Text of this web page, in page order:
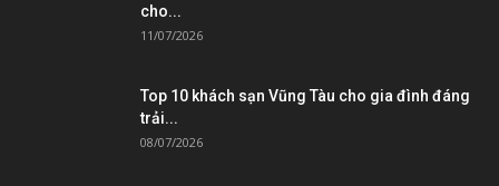
cho...
11/07/2026
Top 10 khách sạn Vũng Tàu cho gia đình đáng
trải...
08/07/2026